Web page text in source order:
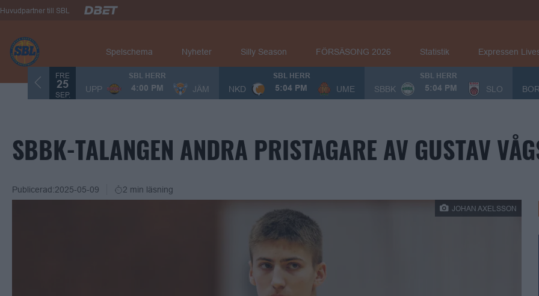
Huvudpartner till SBL
Spelschema Nyheter Silly Season FÖRSÄSONG 2026 Statistik Expressen
FRE
25
SEP.
SBL HERR
UPP 4:00 PM JÄM
SBL HERR
NKD 5:04 PM UME
SBL HERR
SBBK 5:04 PM SLO BOR
SBBK-TALANGEN ANDRA PRISTAGARE AV GUSTAV
Publicerad:2025-05-09 2 min läsning
JOHAN AXELSSON